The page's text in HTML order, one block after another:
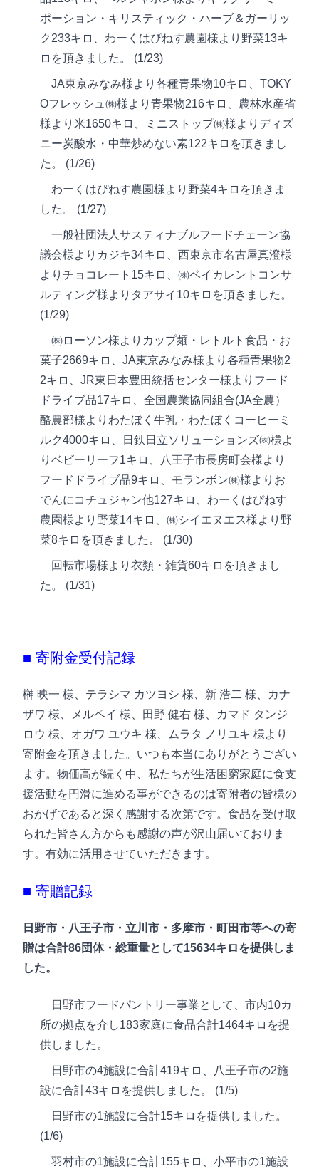
ポーション・キリスティック・ハーブ＆ガーリッ
ク233キロ、わーくはぴねす農園様より野菜13キ
ロを頂きました。 (1/23)
JA東京みなみ様より各種青果物10キロ、TOKY
Oフレッシュ㈱様より青果物216キロ、農林水産省
様より米1650キロ、ミニストップ㈱様よりディズ
ニー炭酸水・中華炒めない素122キロを頂きまし
た。 (1/26)
わーくはぴねす農園様より野菜4キロを頂きま
した。 (1/27)
一般社団法人サスティナブルフードチェーン協
議会様よりカジキ34キロ、西東京市名古屋真澄様
よりチョコレート15キロ、㈱ベイカレントコンサ
ルティング様よりタアサイ10キロを頂きました。
(1/29)
㈱ローソン様よりカップ麺・レトルト食品・お
菓子2669キロ、JA東京みなみ様より各種青果物2
2キロ、JR東日本豊田統括センター様よりフード
ドライブ品17キロ、全国農業協同組合(JA全農）
酪農部様よりわたぼく牛乳・わたぼくコーヒーミ
ルク4000キロ、日鉄日立ソリューションズ㈱様よ
りベビーリーフ1キロ、八王子市長房町会様より
フードドライブ品9キロ、モランボン㈱様よりお
でんにコチュジャン他127キロ、わーくはぴねす
農園様より野菜14キロ、㈱シイエヌエス様より野
菜8キロを頂きました。 (1/30)
回転市場様より衣類・雑貨60キロを頂きまし
た。 (1/31)
■ 寄附金受付記録
榊 映一 様、テラシマ カツヨシ 様、新 浩二 様、
カナ
ザワ 様、メルペイ 様、田野 健右 様、カマド タンジ
ロウ 様、 オガワ ユウキ 様、ムラタ ノリユキ 様より
寄附金を頂きました。いつも本当にありがとうござい
ます。物価高が続く中、私たちが生活困窮家庭に食支
援活動を円滑に進める事ができるのは寄附者の皆様の
おかげであると深く感謝する次第です。食品を受け取
られた皆さん方からも感謝の声が沢山届いておりま
す。有効に活用させていただきます。
■ 寄贈記録
日野市・八王子市・立川市・多摩市・町田市等への寄
贈は合計86団体・総重量として15634キロを提供しま
した。
日野市フードパントリー事業として、市内10カ
所の拠点を介し183家庭に食品合計1464キロを提
供しました。
日野市の4施設に合計419キロ、八王子市の2施
設に合計43キロを提供しました。 (1/5)
日野市の1施設に合計15キロを提供しました。
(1/6)
羽村市の1施設に合計155キロ、小平市の1施設